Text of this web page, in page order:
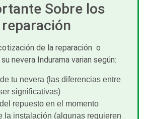
Sobre los
de la reparación o
nevera Indurama varian según:
tu nevera (las diferencias entre
significativas)
repuesto en el momento
la instalación (algunas requieren